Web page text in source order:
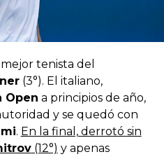
tenista del
(3°). El italiano,
Open a principios de año,
y se quedó con
. En la final, derrotó sin
(12°) y apenas